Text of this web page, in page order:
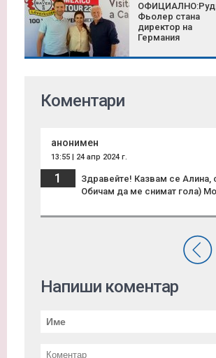
Фьолер стана
директор на
Германия
Коментари
анонимен
13:55 | 24 апр 2024 г.
1
Здравейте! Казвам се Алина,
Обичам да ме снимат гола)
Напиши коментар